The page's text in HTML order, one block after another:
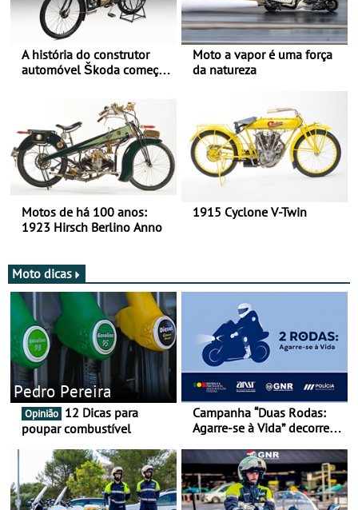
A história do construtor
automóvel Škoda começou
Moto a vapor é uma força
da natureza
Motos de há 100 anos:
1923 Hirsch Berlino Anno
1915 Cyclone V-Twin
Moto dicas
Pedro Pereira
Opinião
poupar combustível
Campanha “Duas Rodas:
Agarre-se à Vida” decorre